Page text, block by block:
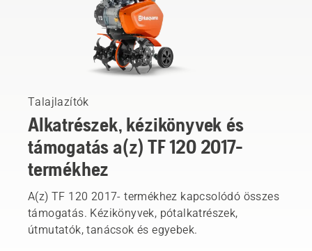
Talajlazítók
Alkatrészek, kézikönyvek és
támogatás a(z) TF 120 2017-
termékhez
A(z) TF 120 2017- termékhez kapcsolódó összes
támogatás. Kézikönyvek, pótalkatrészek,
útmutatók, tanácsok és egyebek.